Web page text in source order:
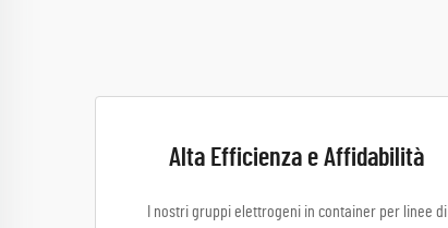
Alta Efficienza e Affidabilità
I nostri gruppi elettrogeni in container per linee di